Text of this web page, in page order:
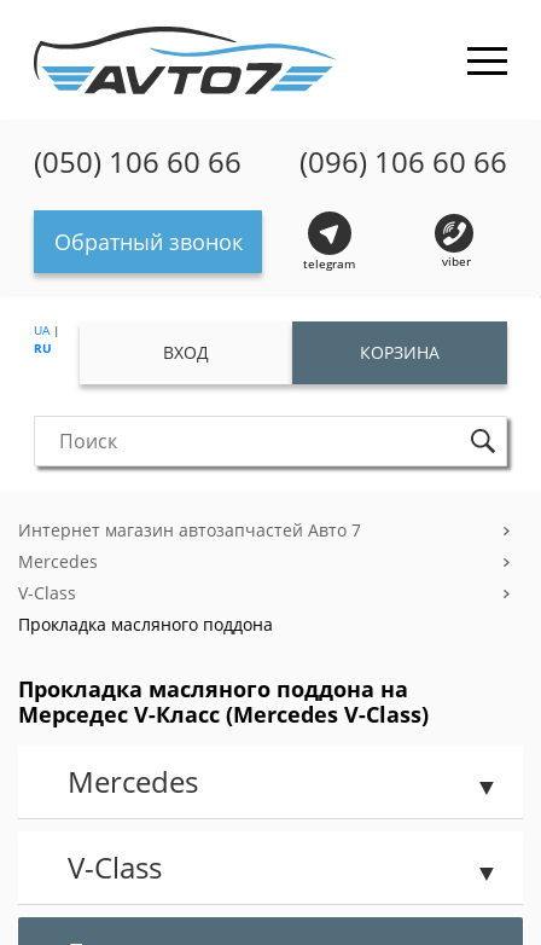
(050) 106 60 66 (096) 106 60 66
Обратный звонок
telegram viber
UA|
RU
ВХОД КОРЗИНА
Интернет магазин автозапчастей Авто 7
Mercedes
V-Class
Прокладка масляного поддона
Прокладка масляного поддона на
Мерседес V-Класс (Mercedes V-Class)
Mercedes
V-Class